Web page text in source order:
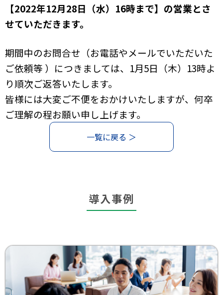
【2022年12月28日（水）16時まで】の営業とさ
せていただきます。
期間中のお問合せ（お電話やメールでいただいた
ご依頼等 ）につきましては、1月5日（木）13時よ
り順次ご返答いたします。
皆様には大変ご不便をおかけいたしますが、何卒
ご理解の程お願い申し上げます。
一覧に戻る ＞
導入事例